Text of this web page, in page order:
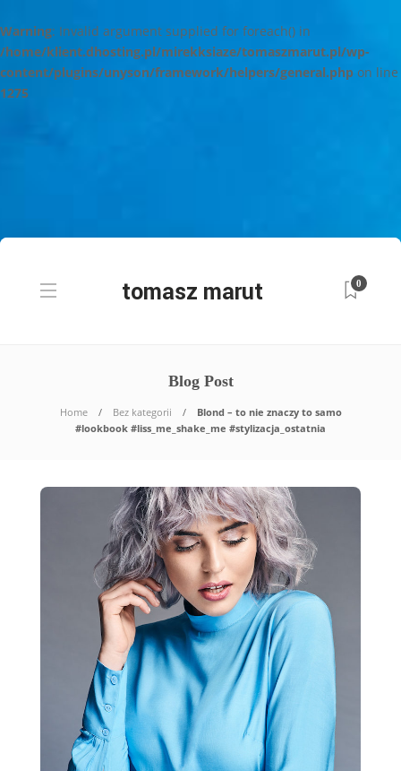
Warning: Invalid argument supplied for foreach() in
/home/klient.dhosting.pl/mirekksiaze/tomaszmarut.pl/wp-
content/plugins/unyson/framework/helpers/general.php on line
1275
0
Blog Post
Home Bez kategorii
Blond – to nie znaczy to samo
#lookbook #liss_me_shake_me #stylizacja_ostatnia